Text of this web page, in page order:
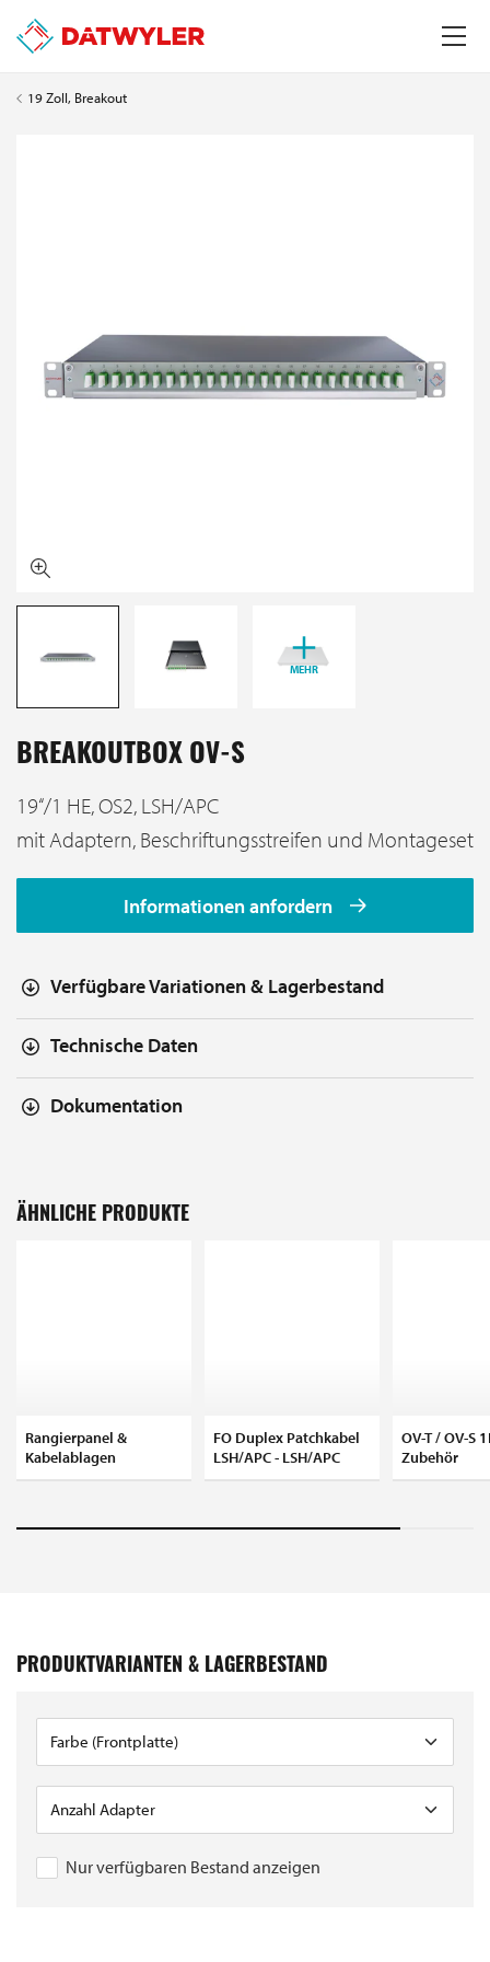
19 Zoll, Breakout
MEHR
BREAKOUTBOX OV-S
19‘‘/1 HE, OS2, LSH/APC
mit Adaptern, Beschriftungsstreifen und Montageset
Informationen anfordern
Verfügbare Variationen & Lagerbestand
Technische Daten
Dokumentation
ÄHNLICHE PRODUKTE
Rangierpanel &
Kabelablagen
FO Duplex Patchkabel
LSH/APC - LSH/APC
OV-T / OV-S
Zubehör
PRODUKTVARIANTEN & LAGERBESTAND
Nur verfügbaren Bestand anzeigen